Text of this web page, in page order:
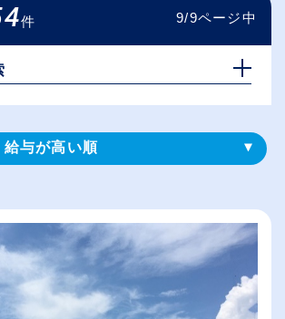
件 9/9ページ中
給与が高い順
従業員が多い順
休日数が多い順